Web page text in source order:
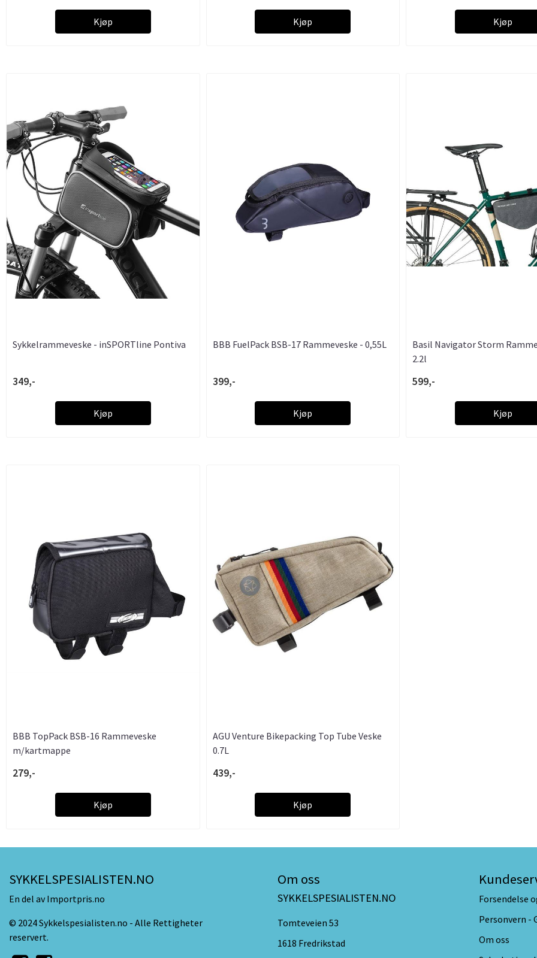
Kjøp Kjøp Kjøp
Sykkelrammeveske - inSPORTline Pontiva
349,-
Kjøp
BBB FuelPack BSB-17 Rammeveske - 0,55L
399,-
Kjøp
Basil Navigator Storm
2.2l
599,-
Kjøp
BBB TopPack BSB-16 Rammeveske
m/kartmappe
279,-
Kjøp
AGU Venture Bikepacking Top Tube Veske
0.7L
439,-
Kjøp
SYKKELSPESIALISTEN.NO
En del av Importpris.no
© 2024 Sykkelspesialisten.no - Alle Rettigheter
reservert.
Om oss
SYKKELSPESIALISTEN.NO
Tomteveien 53
1618 Fredrikstad
Forsendelse
Personvern -
Om oss